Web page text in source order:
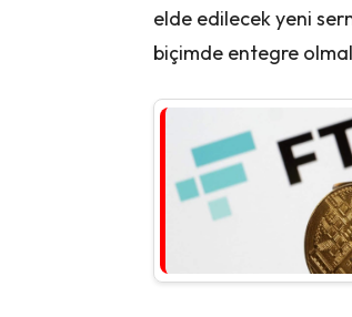
elde edilecek yeni
biçimde entegre